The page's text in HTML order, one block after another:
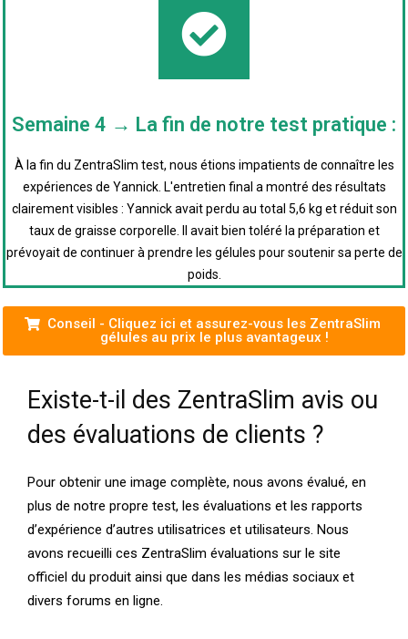
Semaine 4 → La fin de notre test pratique :
À la fin du ZentraSlim test, nous étions impatients de connaître les
expériences de Yannick. L'entretien final a montré des résultats
clairement visibles : Yannick avait perdu au total 5,6 kg et réduit son
taux de graisse corporelle. Il avait bien toléré la préparation et
prévoyait de continuer à prendre les gélules pour soutenir sa perte de
poids.
Conseil - Cliquez ici et assurez-vous les ZentraSlim
gélules au prix le plus avantageux !
Existe-t-il des ZentraSlim avis ou
des évaluations de clients ?
Pour obtenir une image complète, nous avons évalué, en
plus de notre propre test, les évaluations et les rapports
d’expérience d’autres utilisatrices et utilisateurs. Nous
avons recueilli ces ZentraSlim évaluations sur le site
officiel du produit ainsi que dans les médias sociaux et
divers forums en ligne.